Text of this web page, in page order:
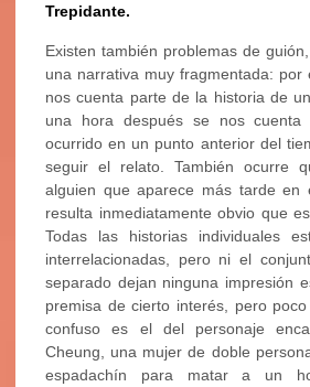
Trepidante.
Existen también problemas de
una narrativa muy fragmentada: por
nos cuenta parte de la historia de
una hora después se nos
ocurrido en un punto anterior del
seguir el relato. También ocurre
alguien que aparece más tarde en
resulta inmediatamente obvio que
Todas las historias individuales
interrelacionadas, pero ni el
separado dejan ninguna impresión
premisa de cierto interés, pero
confuso es el del personaje
Cheung, una mujer de doble
espadachín para matar a un